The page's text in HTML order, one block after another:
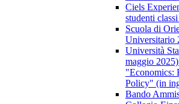
Ciels
studenti
Scuola di
Universitario
Università
maggio
"Economics:
Policy" (in
Bando